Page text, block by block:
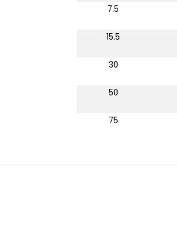
7.5
15.5
30
50
75